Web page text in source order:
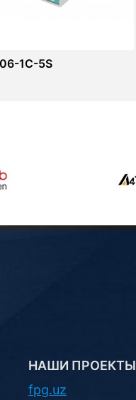
1C-5S
НАШИ ПРОЕКТЫ
fpg.uz